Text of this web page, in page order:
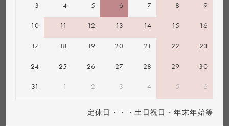
3 4 5 6 7 8 9
10 11 12 13 14 15 16
17 18 19 20 21 22 23
24 25 26 27 28 29 30
31 1 2 3 4 5 6
定休日・・・土日祝日・年末年始等